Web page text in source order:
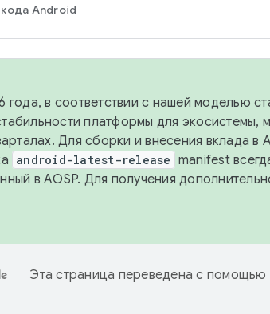
Android
года, в соответствии с нашей моделью
платформы для экосистемы,
Для сборки и внесения вклада в
android-latest-release manifest
в AOSP. Для получения
Эта страница переведена с помощью